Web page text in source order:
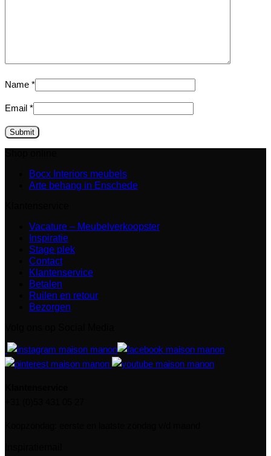
Name *
Email *
Bocx Interiors meubels
Arte behang in Enschede
Vacature – Meubelverkoopster
Inspiratie
Stage plek
Contact
Klantenservice
Betalen
Ruilen en retour
Bezorgen